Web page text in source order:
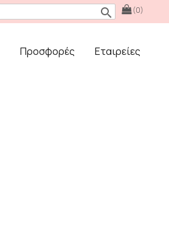
(0)
search
Προσφορές Εταιρείες